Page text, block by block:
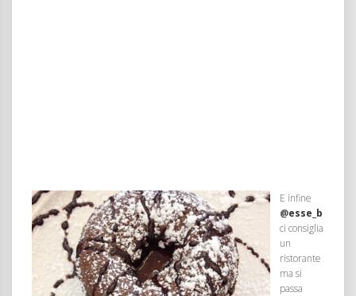
E infine
@esse_b
ci consiglia
un
ristorante
ma si
passa